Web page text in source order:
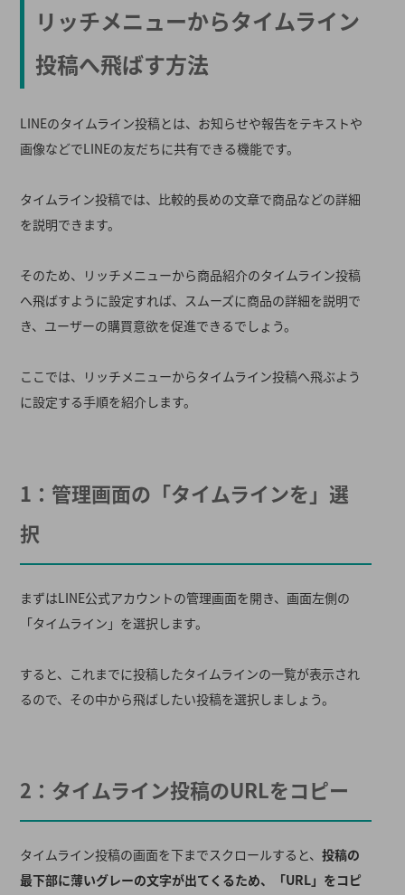
リッチメニューからタイムライン
投稿へ飛ばす方法
LINEのタイムライン投稿とは、お知らせや報告をテキストや
画像などでLINEの友だちに共有できる機能です。
タイムライン投稿では、比較的長めの文章で商品などの詳細
を説明できます。
そのため、リッチメニューから商品紹介のタイムライン投稿
へ飛ばすように設定すれば、スムーズに商品の詳細を説明で
き、ユーザーの購買意欲を促進できるでしょう。
ここでは、リッチメニューからタイムライン投稿へ飛ぶよう
に設定する手順を紹介します。
1：管理画面の「タイムラインを」選
択
まずはLINE公式アカウントの管理画面を開き、画面左側の
「タイムライン」を選択します。
すると、これまでに投稿したタイムラインの一覧が表示され
るので、その中から飛ばしたい投稿を選択しましょう。
2：タイムライン投稿のURLをコピー
タイムライン投稿の画面を下までスクロールすると、 投稿の
最下部に薄いグレーの文字が出てくるため、「URL」をコピ